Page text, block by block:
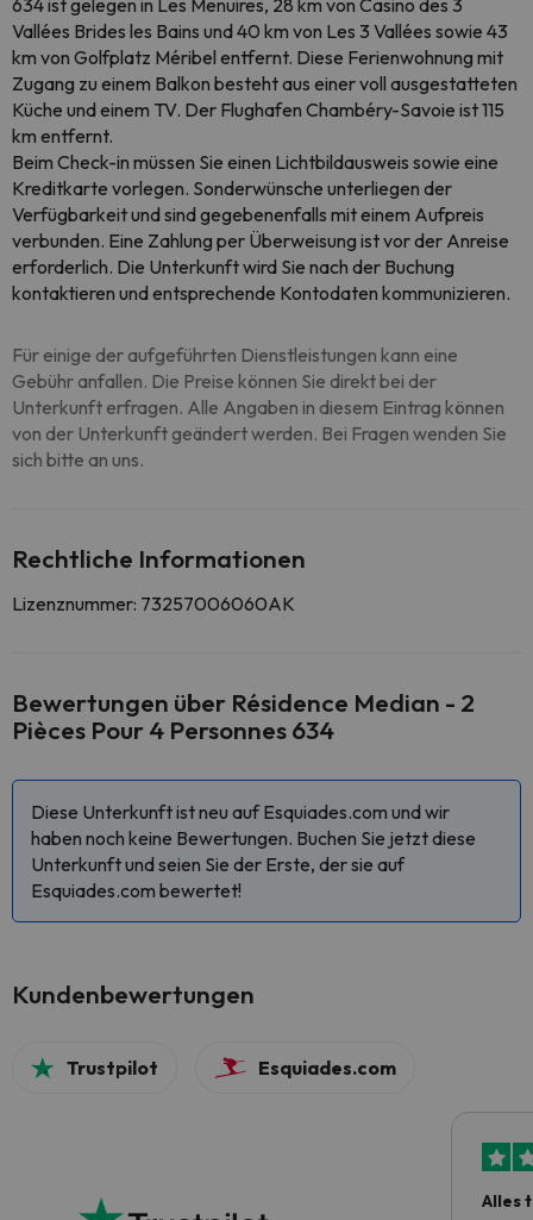
634 ist gelegen in Les Menuires, 28 km von Casino des 3
Vallées Brides les Bains und 40 km von Les 3 Vallées sowie 43
km von Golfplatz Méribel entfernt. Diese Ferienwohnung mit
Zugang zu einem Balkon besteht aus einer voll ausgestatteten
Küche und einem TV. Der Flughafen Chambéry-Savoie ist 115
km entfernt.
Beim Check-in müssen Sie einen Lichtbildausweis sowie eine
Kreditkarte vorlegen. Sonderwünsche unterliegen der
Verfügbarkeit und sind gegebenenfalls mit einem Aufpreis
verbunden. Eine Zahlung per Überweisung ist vor der Anreise
erforderlich. Die Unterkunft wird Sie nach der Buchung
kontaktieren und entsprechende Kontodaten kommunizieren.
Für einige der aufgeführten Dienstleistungen kann eine
Gebühr anfallen. Die Preise können Sie direkt bei der
Unterkunft erfragen. Alle Angaben in diesem Eintrag können
von der Unterkunft geändert werden. Bei Fragen wenden Sie
sich bitte an uns.
Rechtliche Informationen
Lizenznummer: 73257006060AK
Bewertungen über Résidence Median - 2
Pièces Pour 4 Personnes 634
Diese Unterkunft ist neu auf Esquiades.com und wir
haben noch keine Bewertungen. Buchen Sie jetzt diese
Unterkunft und seien Sie der Erste, der sie auf
Esquiades.com bewertet!
Kundenbewertungen
Trustpilot Esquiades.com
Alles